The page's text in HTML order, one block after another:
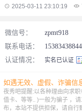
2025-03-11 23:10:19
微信号：
zpmt918
联系电话：
15383438844
认证情况：
实名已认证
如遇无效、虚假、诈骗信
夜秀吧提醒:以各种理由向求
值卡、等等.. )一般为骗子 ，
布，本站不提供担保，请自行